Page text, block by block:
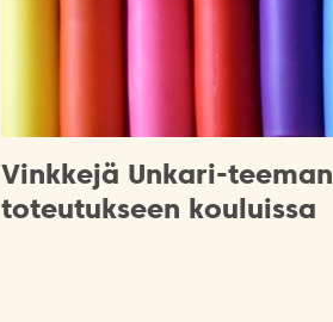
Vinkkejä Unkari-teeman
toteutukseen kouluissa